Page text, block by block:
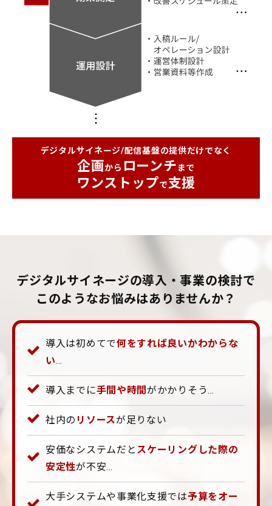
デジタルサイネージ/配信基盤の提供だけでなく
企画から ローンチ まで
ワンストップで支援
デジタルサイネージの導入・事業の検討で
このようなお悩みはありませんか？
導入は初めてで何をすれば良いかわからな
い…
導入までに手間や時間がかかりそう…
社内の リソースが足りない
安価なシステムだと スケーリングした際の
安定性が不安…
大手システムや事業化支援では予算をオー